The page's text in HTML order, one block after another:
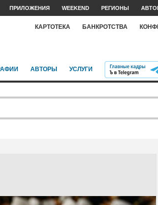
ПРИЛОЖЕНИЯ WEEKEND РЕГИОНЫ
КАРТОТЕКА БАНКРОТСТВА
АВТОРЫ УСЛУГИ